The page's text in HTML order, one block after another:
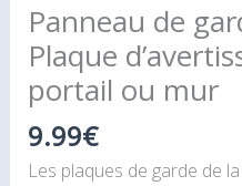
Panneau de
Plaque
portail ou mur
9.99€
Les plaques de garde de